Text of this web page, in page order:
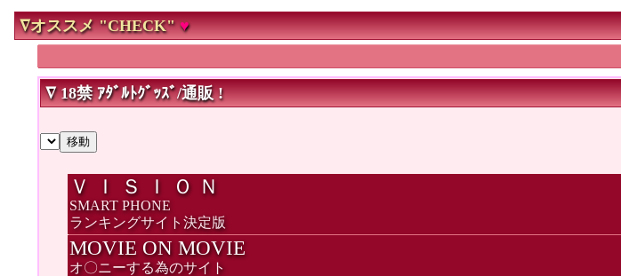
∇オススメ "CHECK"♥
∇ 18禁 ｱﾀﾞﾙﾄｸﾞｯｽﾞ/通販 !
Ｖ Ｉ Ｓ Ｉ Ｏ Ｎ
SMART PHONE
ランキングサイト決定版
MOVIE ON MOVIE
オ〇ニーする為のサイト